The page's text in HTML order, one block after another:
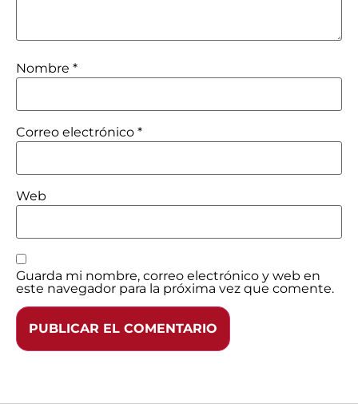
Nombre *
Correo electrónico *
Web
Guarda mi nombre, correo electrónico y web en
este navegador para la próxima vez que comente.